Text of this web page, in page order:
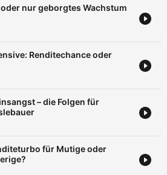
nur geborgtes Wachstum
Renditechance oder
– die Folgen für
für Mutige oder